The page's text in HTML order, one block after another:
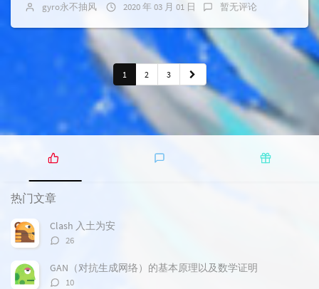
gyro永不抽风 2020 年 03 月 01 日 暂无评论
1 2 3
热
门
文
章
热门文章
Clash 入土为安
评
数：
26
GAN（对抗生成网络）的基本原理以及数学证明
评
10